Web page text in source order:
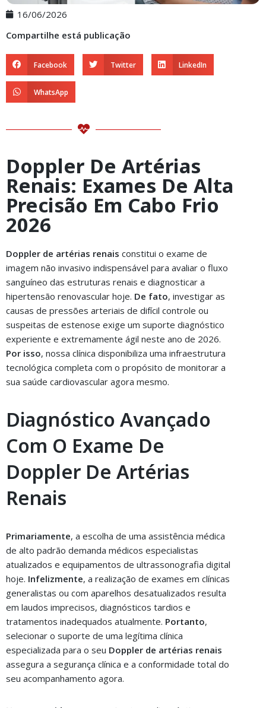
16/06/2026
Compartilhe está publicação
Facebook Twitter LinkedIn
WhatsApp
Doppler De Artérias
Renais: Exames De Alta
Precisão Em Cabo Frio
2026
Doppler de artérias renais constitui o exame de
imagem não invasivo indispensável para avaliar o fluxo
sanguíneo das estruturas renais e diagnosticar a
hipertensão renovascular hoje. De fato, investigar as
causas de pressões arteriais de difícil controle ou
suspeitas de estenose exige um suporte diagnóstico
experiente e extremamente ágil neste ano de 2026.
Por isso, nossa clínica disponibiliza uma infraestrutura
tecnológica completa com o propósito de monitorar a
sua saúde cardiovascular agora mesmo.
Diagnóstico Avançado
Com O Exame De
Doppler De Artérias
Renais
Primariamente, a escolha de uma assistência médica
de alto padrão demanda médicos especialistas
atualizados e equipamentos de ultrassonografia digital
hoje. Infelizmente, a realização de exames em clínicas
generalistas ou com aparelhos desatualizados resulta
em laudos imprecisos, diagnósticos tardios e
tratamentos inadequados atualmente. Portanto,
selecionar o suporte de uma legítima clínica
especializada para o seu Doppler de artérias renais
assegura a segurança clínica e a conformidade total do
seu acompanhamento agora.